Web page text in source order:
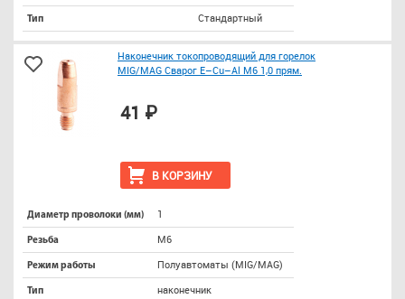
Тип Стандартный
Наконечник токопроводящий для горелок
MIG/MAG Сварог E–Cu–Al М6 1,0 прям.
В КОРЗИНУ
41 ₽
Диаметр проволоки (мм) 1
Резьба М6
Режим работы Полуавтоматы (MIG/MAG)
Тип наконечник